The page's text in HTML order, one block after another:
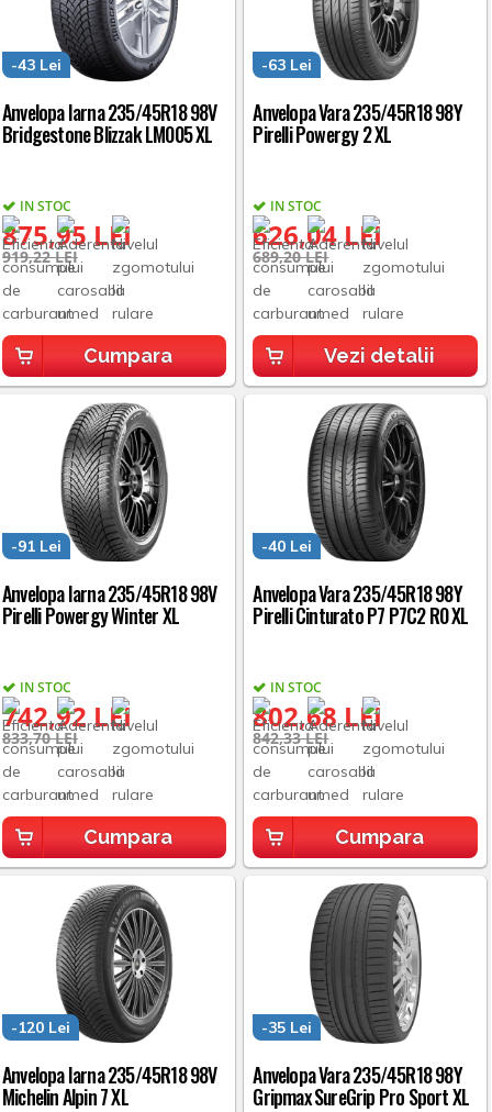
Anvelopa Iarna 235/45R18 98V
Bridgestone Blizzak LM005 XL
IN STOC
875,95 LEI
-43 Lei
919,22 LEI
Cumpara
Anvelopa Vara 235/45R18 98Y
Pirelli Powergy 2 XL
IN STOC
626,04 LEI
-63 Lei
689,20 LEI
Vezi detalii
Anvelopa Iarna 235/45R18 98V
Pirelli Powergy Winter XL
IN STOC
742,92 LEI
-91 Lei
833,70 LEI
Cumpara
Anvelopa Vara 235/45R18 98Y
Pirelli Cinturato P7 P7C2 R0 XL
IN STOC
802,68 LEI
-40 Lei
842,33 LEI
Cumpara
Anvelopa Iarna 235/45R18 98V
Michelin Alpin 7 XL
-120 Lei
Anvelopa Vara 235/45R18 98Y
Gripmax SureGrip Pro Sport XL
-35 Lei